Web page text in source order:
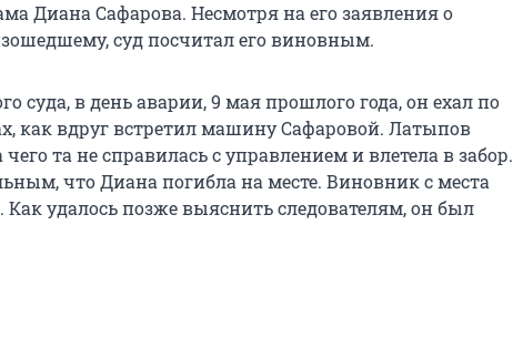
Диана Сафарова. Несмотря на его заявления о
суд посчитал его виновным.
в день аварии, 9 мая прошлого года, он ехал по
как вдруг встретил машину Сафаровой. Латыпов
та не справилась с управлением и влетела в забор.
что Диана погибла на месте. Виновник с места
удалось позже выяснить следователям, он был